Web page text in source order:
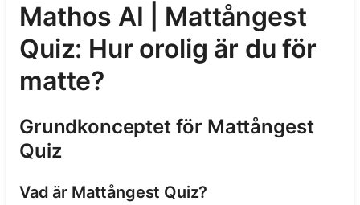
Mathos AI | Mattångest
Quiz: Hur orolig är du för
matte?
Grundkonceptet för Mattångest
Quiz
Vad är Mattångest Quiz?